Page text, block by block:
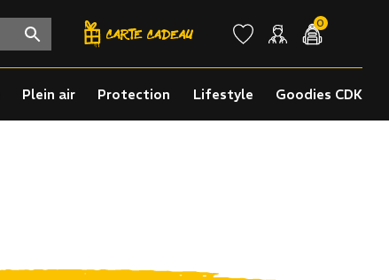
0
Plein air Protection Lifestyle Goodies CDK